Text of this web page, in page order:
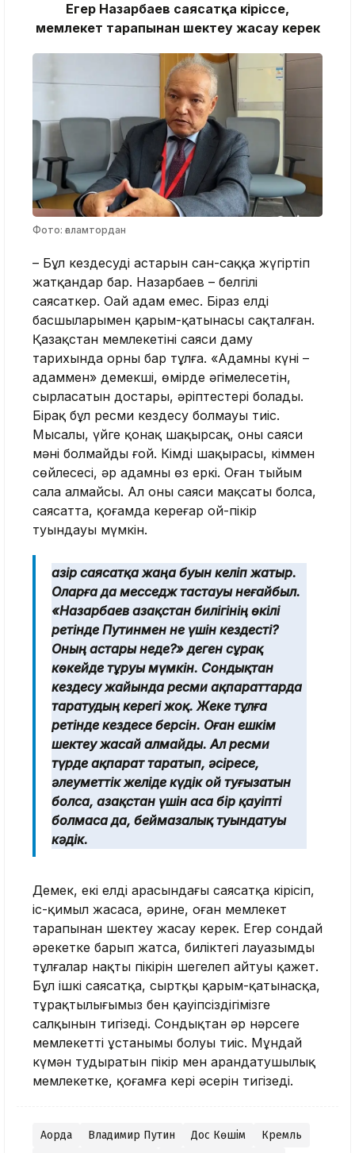
Егер Назарбаев саясатқа кіріссе,
мемлекет тарапынан шектеу жасау керек
Фото: ғаламтордан
– Бұл кездесудің астарын сан-саққа жүгіртіп
жатқандар бар. Назарбаев – белгілі
саясаткер. Оңай адам емес. Біраз елдің
басшыларымен қарым-қатынасы сақталған.
Қазақстан мемлекетінің саяси даму
тарихында орны бар тұлға. «Адамның күні –
адаммен» демекші, өмірде әңгімелесетін,
сырласатын достары, әріптестері болады.
Бірақ бұл ресми кездесу болмауы тиіс.
Мысалы, үйге қонақ шақырсақ, оның саяси
мәні болмайды ғой. Кімді шақырасың, кіммен
сөйлесесің, әр адамның өз еркі. Оған тыйым
сала алмайсың. Ал оның саяси мақсаты болса,
саясатта, қоғамда кереғар ой-пікір
туындауы мүмкін.
Қазір саясатқа жаңа буын келіп жатыр.
Оларға да месседж тастауы неғайбыл.
«Назарбаев Қазақстан билігінің өкілі
ретінде Путинмен не үшін кездесті?
Оның астары неде?» деген сұрақ
көкейде тұруы мүмкін. Сондықтан
кездесу жайында ресми ақпараттарда
таратудың керегі жоқ. Жеке тұлға
ретінде кездесе берсін. Оған ешкім
шектеу жасай алмайды. Ал ресми
түрде ақпарат таратып, әсіресе,
әлеуметтік желіде күдік ой туғызатын
болса, Қазақстан үшін аса бір қауіпті
болмаса да, беймазалық туындатуы
кәдік.
Демек, екі елдің арасындағы саясатқа кірісіп,
іс-қимыл жасаса, әрине, оған мемлекет
тарапынан шектеу жасау керек. Егер сондай
әрекетке барып жатса, биліктегі лауазымды
тұлғалар нақты пікірін шегелеп айтуы қажет.
Бұл ішкі саясатқа, сыртқы қарым-қатынасқа,
тұрақтылығымыз бен қауіпсіздігімізге
салқынын тигізеді. Сондықтан әр нәрсеге
мемлекеттің ұстанымы болуы тиіс. Мұндай
күмән тудыратын пікір мен арандатушылық
мемлекетке, қоғамға кері әсерін тигізеді.
Ақорда Владимир Путин Дос Көшім
Кремль